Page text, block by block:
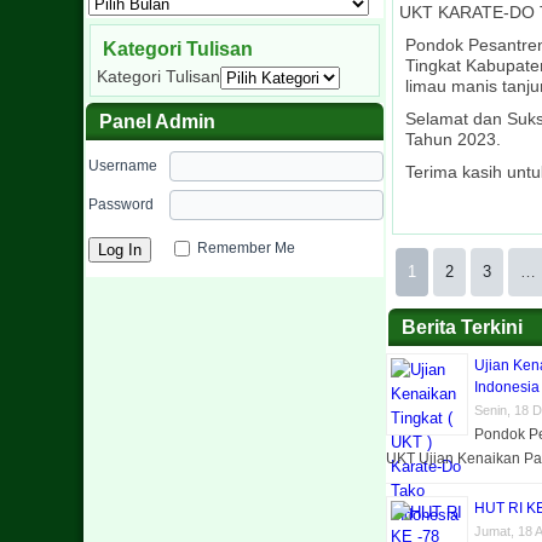
Kategori Tulisan
Kategori Tulisan
Panel Admin
Username
Password
Remember Me
Madrasah
Madrasah
Pendidikan
Madrasah
dengan
peringatan
pada hari
Asesmen
tanggal 20
Madrasah
Sesi Foto
Untuk
Madrasah
mengingat dan
Ponpes
Bersama
Guna
Sebagai
Studi
Untuk
Salah satu
UKT KARATE-DO
Pondok
Tingkat
limau manis
Selamat dan
Tahun 2023.
Terima kasih
1 2 3 …
Berita Terkini
Ujian
Indonesia
Senin, 18
Pondok
UKT Ujian Kenaikan
HUT RI
Jumat, 18